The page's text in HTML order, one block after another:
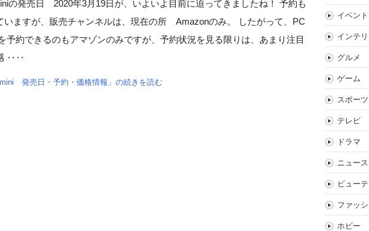
の発売日 2020年3月19日が、いよいよ目前に迫ってきましたね！ 予約も
いますが、販売チャンネルは、現在の所 Amazonのみ。 したがって、PC
予約できるのもアマゾンのみですが、予約状況を見る限りは、あまり注目
‥‥
mini 発売日・予約・価格情報」の続きを読む
イベント
インテ
グルメ
ゲーム
スポーツ
テレビ
ドラマ
ニュース
ビュー
ファッ
ホビー